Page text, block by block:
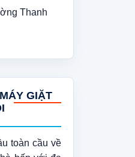
Thanh
GIẶT
toàn cầu về